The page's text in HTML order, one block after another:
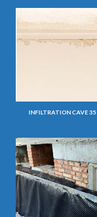
INFILTRATION CAVE 35